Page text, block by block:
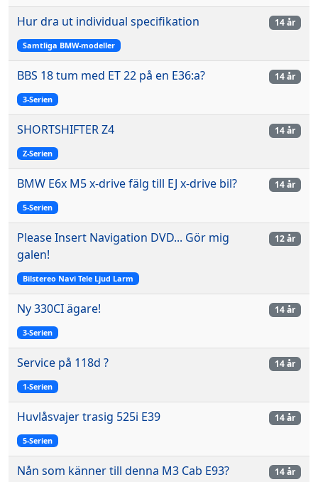
Hur dra ut individual specifikation
Samtliga BMW-modeller
14 år
BBS 18 tum med ET 22 på en E36:a?
3-Serien
14 år
SHORTSHIFTER Z4
Z-Serien
14 år
BMW E6x M5 x-drive fälg till EJ x-drive bil?
5-Serien
14 år
Please Insert Navigation DVD... Gör mig
galen!
Bilstereo Navi Tele Ljud Larm
12 år
Ny 330CI ägare!
3-Serien
14 år
Service på 118d ?
1-Serien
14 år
Huvlåsvajer trasig 525i E39
5-Serien
14 år
Nån som känner till denna M3 Cab E93? 14 år